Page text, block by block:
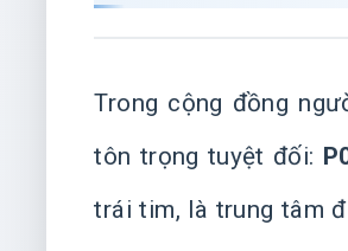
Trong cộng đồng
tôn trọng tuyệt đối:
trái tim, là trung tâm